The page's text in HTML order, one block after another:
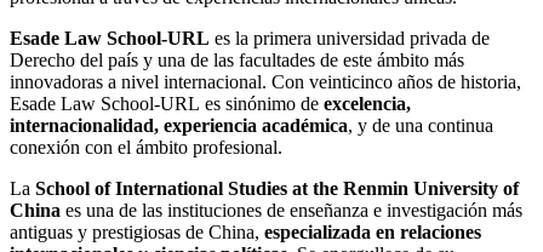
Esade Law School-URL es la primera universidad privada de
Derecho del país y una de las facultades de este ámbito más
innovadoras a nivel internacional. Con veinticinco años de historia,
Esade Law School-URL es sinónimo de excelencia,
internacionalidad, experiencia académica, y de una continua
conexión con el ámbito profesional.
La School of International Studies at the Renmin University of
China es una de las instituciones de enseñanza e investigación más
antiguas y prestigiosas de China, especializada en relaciones